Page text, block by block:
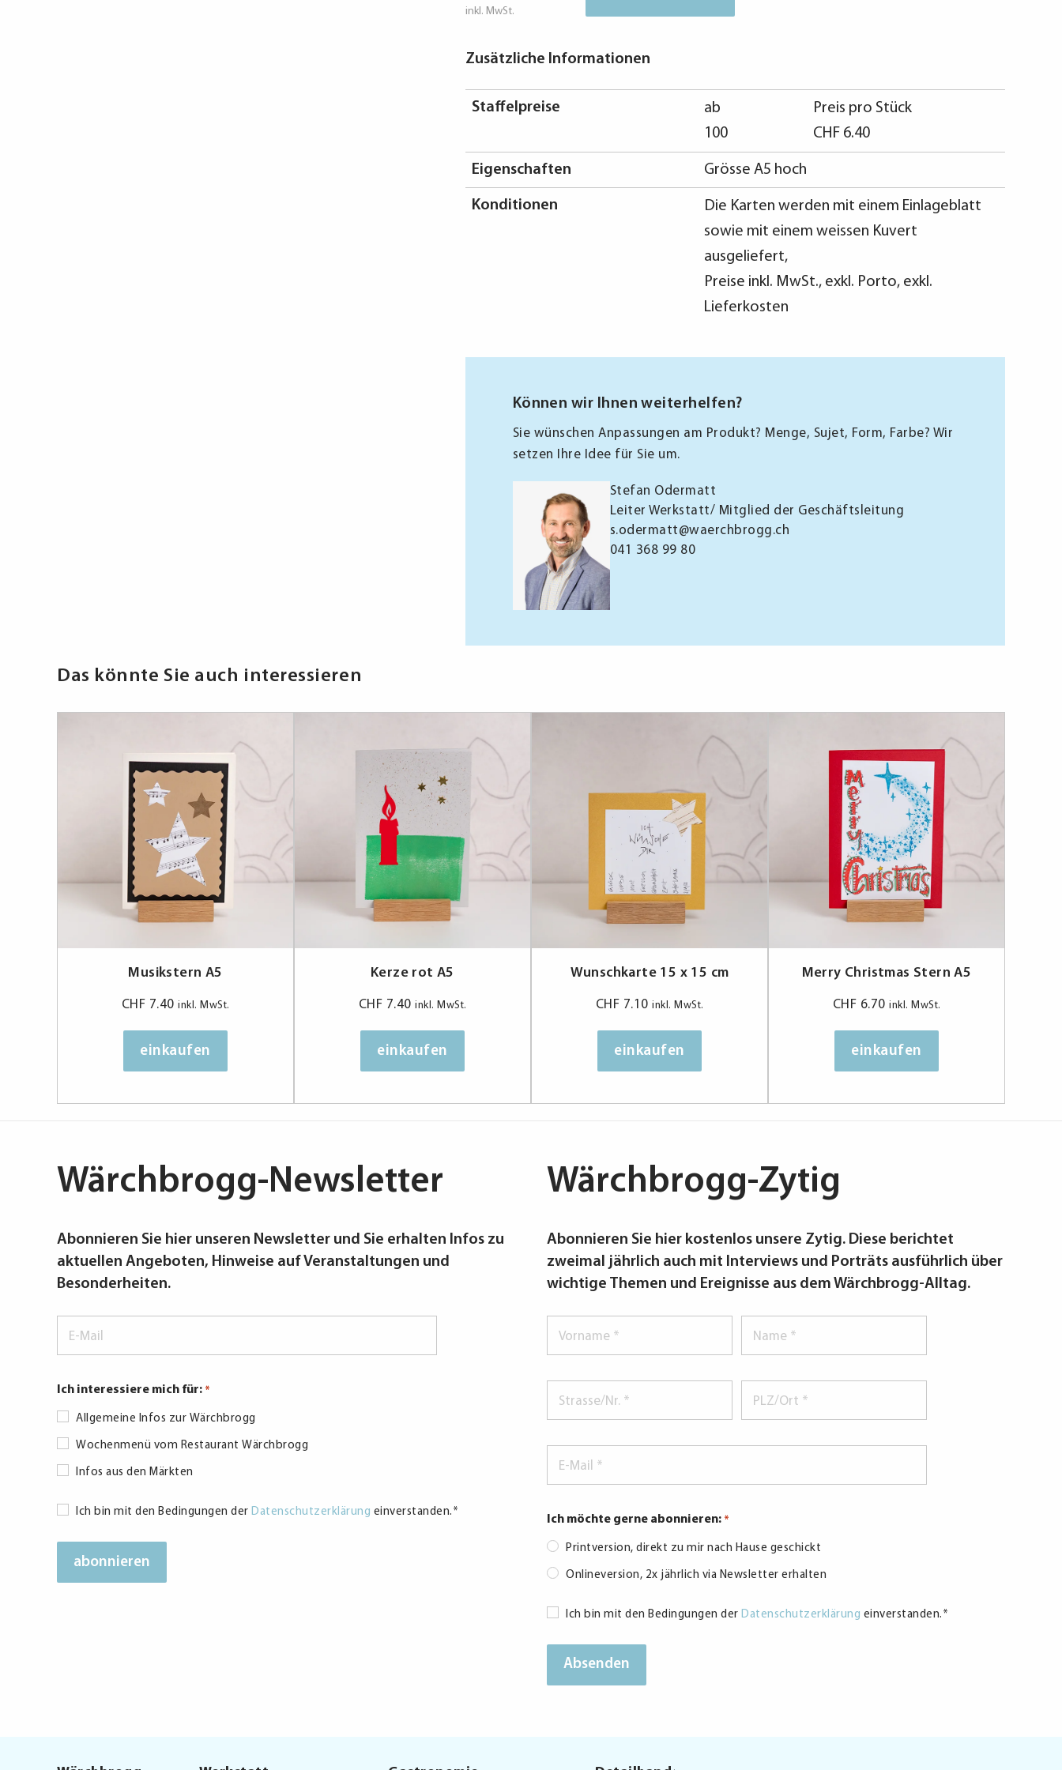
inkl. MwSt.
Zusätzliche Informationen
Staffelpreise ab
Preis pro Stück
100
CHF 6.40
Eigenschaften Grösse A5 hoch
Konditionen
Die Karten werden mit einem Einlageblatt
sowie mit einem weissen Kuvert
ausgeliefert,
Preise inkl. MwSt., exkl. Porto, exkl.
Lieferkosten
Können wir Ihnen weiterhelfen?
Sie wünschen Anpassungen am Produkt? Menge, Sujet, Form, Farbe? Wir
setzen Ihre Idee für Sie um.
Stefan Odermatt
Leiter Werkstatt/ Mitglied der Geschäftsleitung
s.odermatt@waerchbrogg.ch
041 368 99 80
Das könnte Sie auch interessieren
Musikstern A5
CHF 7.40 inkl. MwSt.
einkaufen
Kerze rot A5
CHF 7.40 inkl. MwSt.
einkaufen
Wunschkarte 15 x 15 cm
CHF 7.10 inkl. MwSt.
einkaufen
Merry Christmas Stern A5
CHF 6.70 inkl. MwSt.
einkaufen
Wärchbrogg-Newsletter
Abonnieren Sie hier unseren Newsletter und Sie erhalten Infos zu
aktuellen Angeboten, Hinweise auf Veranstaltungen und
Besonderheiten.
Mail
Ich interessiere mich für: *
Allgemeine Infos zur Wärchbrogg
Wochenmenü vom Restaurant Wärchbrogg
Infos aus den Märkten
Datenschutzerklärung
Ich bin mit den Bedingungen der Datenschutzerklärung einverstanden. *
Wärchbrogg-Zytig
Abonnieren Sie hier kostenlos unsere Zytig. Diese berichtet
zweimal jährlich auch mit Interviews und Porträts ausführlich über
wichtige Themen und Ereignisse aus dem Wärchbrogg-Alltag.
Mail
Ich möchte gerne abonnieren: *
Printversion, direkt zu mir nach Hause geschickt
Onlineversion, 2x jährlich via Newsletter erhalten
Consent
Ich bin mit den Bedingungen der Datenschutzerklärung einverstanden. *